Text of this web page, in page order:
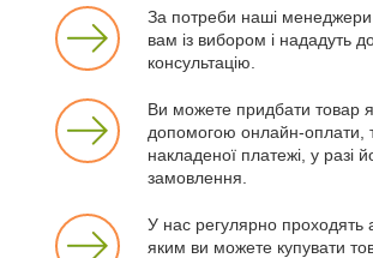
За потреби наші
вам із вибором і нададуть
консультацію.
Ви можете придбати товар
допомогою онлайн-оплати,
накладеної платежі, у разі
замовлення.
У нас регулярно проходять
яким ви можете купувати